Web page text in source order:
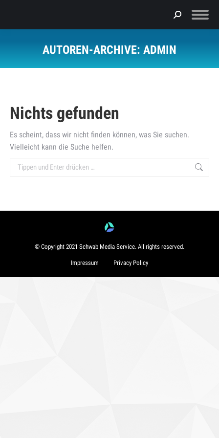
AUTOREN-ARCHIVE: ADMIN
Nichts gefunden
Es scheint, dass wir nicht finden können, was Sie suchen.
Vielleicht kann die Suche helfen.
© Copyright 2021 Schwab Media Service. All rights reserved.
Impressum Privacy Policy